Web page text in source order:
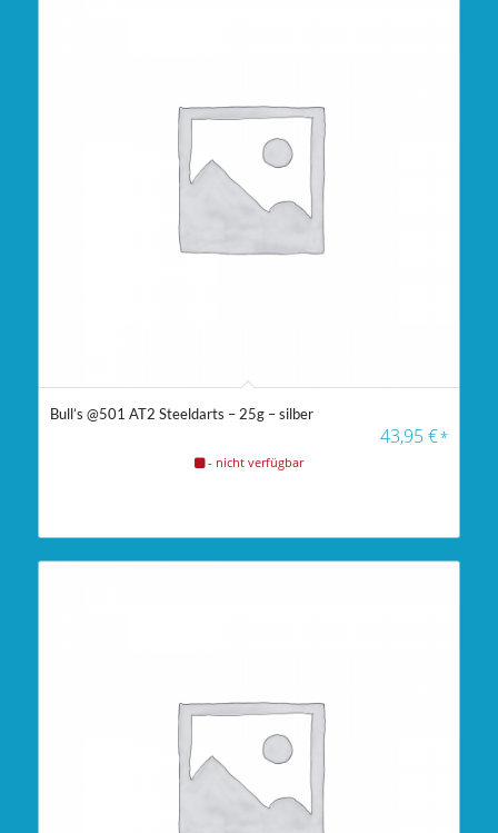
Bull’s @501 AT2 Steeldarts – 25g – silber
43,95€*
- nicht verfügbar